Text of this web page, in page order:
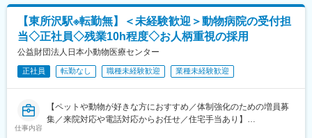
「ソーシャルインクルージョン」とは、
”すべての人々を孤独や孤立、排除や摩擦から援護し、健康で文化
的な生活の実現につなげるよう、社会の構成員として包み支え合
う”ことです。
何らかの理由で社会との接点が少なくなってしまった人を社会が
包み込むという意味合いで、障がい者や貧困層、子ども、高齢者
や女性、移民など、社会的弱者を含むすべての人の健康で文化的
な生活の実現を目的としてします。
・定期の申し送り：なし
・社内カンファレンス：週1回・お昼に1時間
・各種の連絡調整や担当者会議等への参加
・訪問の記録、各種書類の作成（電子カルテ使用）
・直行直帰：可
＊疾患や症例の傾向：慢性期の方から、終末期、難病、小児、精
神科等、幅広くお受けしています。
＊入職後、3ヶ月を目安とした同行訪問を実施します。
■キャリアステップ
(月額)は固定手当を含めた表記です。
【東所沢駅※転勤無】＜未経験歓迎＞動物病院の受付担
当◇正社員◇残業10h程度◇お人柄重視の採用
公益財団法人日本小動物医療センター
正社員 転勤なし 職種未経験歓迎 業種未経験歓迎
仕事内容
【ペットや動物が好きな方におすすめ／体制強化のための増員募
集／来院対応や電話対応からお任せ／住宅手当あり】